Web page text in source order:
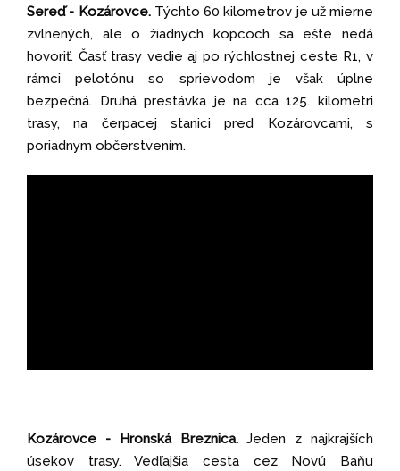
Sereď - Kozárovce.Týchto 60 kilometrov je už mierne
zvlnených, ale o žiadnych kopcoch sa ešte nedá
hovoriť. Časť trasy vedie aj po rýchlostnej ceste R1, v
rámci pelotónu so sprievodom je však úplne
bezpečná. Druhá prestávka je na cca 125. kilometri
trasy, na čerpacej stanici pred Kozárovcami, s
poriadnym občerstvením.
Kozárovce - Hronská Breznica.Jeden z najkrajších
úsekov trasy. Vedľajšia cesta cez Novú Baňu